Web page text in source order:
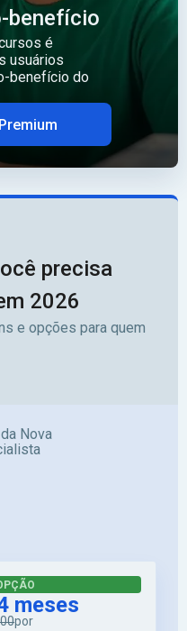
benefício
é
usuários
benefício do
precisa
2026
e opções para quem
Nova
meses
por